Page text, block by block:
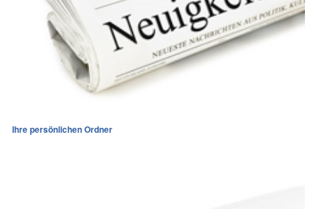
Ihre persönlichen Ordner